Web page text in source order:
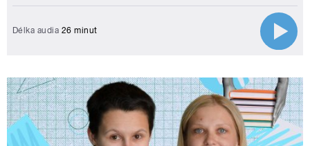
Délka audia 26 minut